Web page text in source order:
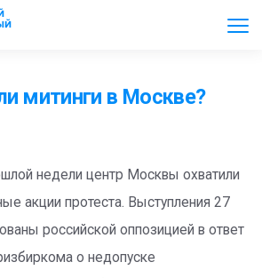
митинги в Москве?
недели центр Москвы охватили
акции протеста. Выступления 27
российской оппозицией в ответ
о недопуске